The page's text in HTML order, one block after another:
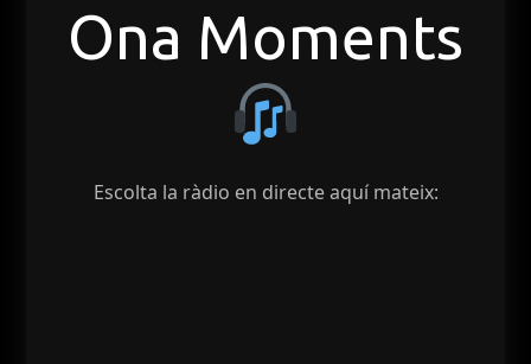
Ona Moments
Escolta la ràdio en directe aquí mateix: